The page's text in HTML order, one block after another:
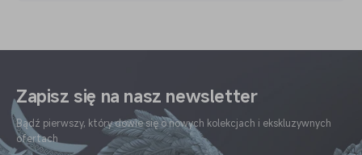
Zapisz się na nasz newsletter
Bądź pierwszy, który dowie się o nowych kolekcjach i ekskluzywnych
ofertach